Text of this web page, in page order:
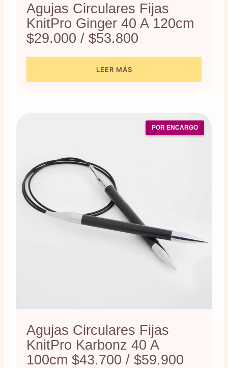
Agujas Circulares Fijas
KnitPro Ginger 40 A 120cm
$29.000 / $53.800
LEER MÁS
POR ENCARGO
Agujas Circulares Fijas
KnitPro Karbonz 40 A
100cm $43.700 / $59.900